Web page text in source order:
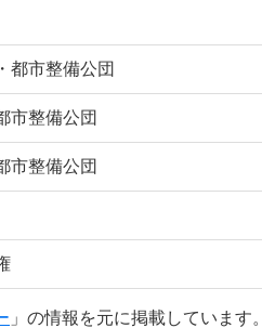
都市整備公団
市整備公団
市整備公団
」の情報を元に掲載していま